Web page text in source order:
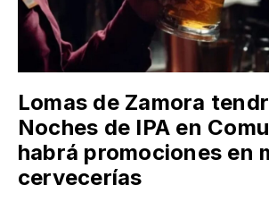
Lomas de Zamora
Noches de IPA en
habrá promociones en
cervecerías